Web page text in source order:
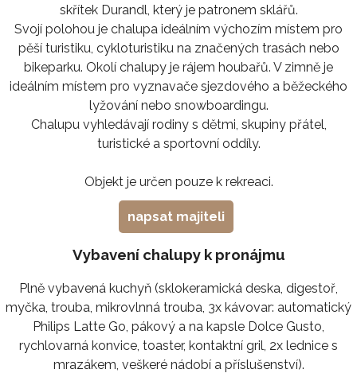
skřítek Durandl, který je patronem sklářů.
Svojí polohou je chalupa ideálním výchozím místem pro
pěší turistiku, cykloturistiku na značených trasách nebo
bikeparku. Okolí chalupy je rájem houbařů. V zimně je
ideálním místem pro vyznavače sjezdového a běžeckého
lyžování nebo snowboardingu.
Chalupu vyhledávají rodiny s dětmi, skupiny přátel,
turistické a sportovní oddíly.
Objekt je určen pouze k rekreaci.
napsat majiteli
Vybavení chalupy k pronájmu
Plně vybavená kuchyň (sklokeramická deska, digestoř,
myčka, trouba, mikrovlnná trouba, 3x kávovar: automatický
Philips Latte Go, pákový a na kapsle Dolce Gusto,
rychlovarná konvice, toaster, kontaktní gril, 2x lednice s
mrazákem, veškeré nádobí a příslušenství).